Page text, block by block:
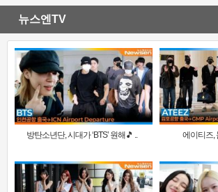
뉴스엔TV
방탄소년단, 시대가 ‘BTS’ 원해🎵 .. 에이티즈,